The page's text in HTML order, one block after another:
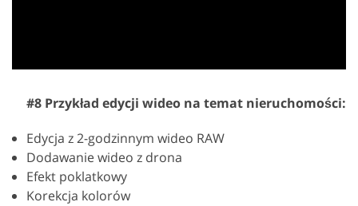
#8 Przykład edycji wideo na temat nieruchomości:
Edycja z 2-godzinnym wideo RAW
Dodawanie wideo z drona
Efekt poklatkowy
Korekcja kolorów